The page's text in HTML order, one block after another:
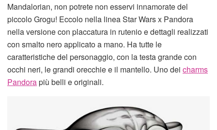
Mandalorian, non potrete non esservi innamorate del
piccolo Grogu! Eccolo nella linea Star Wars x Pandora
nella versione con placcatura in rutenio e dettagli realizzati
con smalto nero applicato a mano. Ha tutte le
caratteristiche del personaggio, con la testa grande con
occhi neri, le grandi orecchie e il mantello. Uno dei charms
Pandorapiù belli e originali.